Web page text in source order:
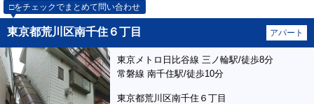
□をチェックでまとめて問い合わせ
東京都荒川区南千住６丁目 アパート
東京メトロ日比谷線 三ノ輪駅/徒歩8分
常磐線 南千住駅/徒歩10分
東京都荒川区南千住６丁目